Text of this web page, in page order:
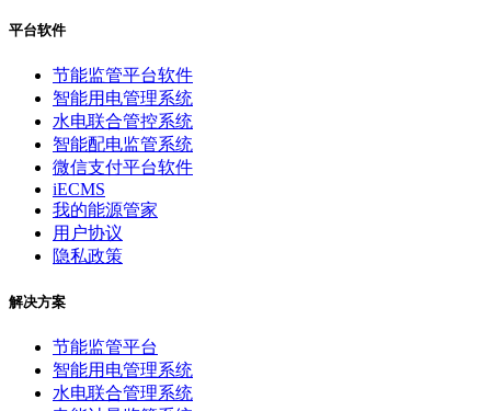
平台软件
节能监管平台软件
智能用电管理系统
水电联合管控系统
智能配电监管系统
微信支付平台软件
iECMS
我的能源管家
用户协议
隐私政策
解决方案
节能监管平台
智能用电管理系统
水电联合管理系统